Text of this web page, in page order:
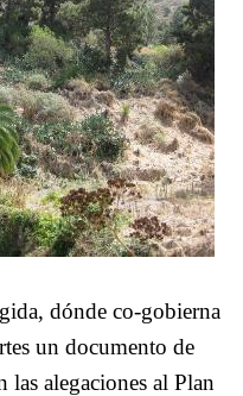
dónde co-gobierna
un documento de
las alegaciones al Plan